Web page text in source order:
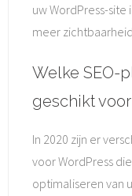
uw WordPress-
meer
Welke SEO-
geschikt
In 2020 zijn er
voor WordPress
optimaliseren van